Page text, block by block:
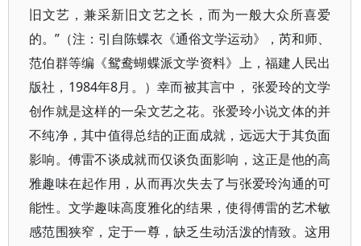
旧文艺，兼采新旧文艺之长，而为一般大众所喜爱
的。”（注：引自陈蝶衣《通俗文学运动》，芮和师、
范伯群等编《鸳鸯蝴蝶派文学资料》上，福建人民出
版社，1984年8月。）幸而被其言中， 张爱玲的文学
创作就是这样的一朵文艺之花。张爱玲小说文体的并
不纯净，其中值得总结的正面成就，远远大于其负面
影响。傅雷不谈成就而仅谈负面影响，这正是他的高
雅趣味在起作用，从而再次失去了与张爱玲沟通的可
能性。文学趣味高度雅化的结果，使得傅雷的艺术敏
感范围狭窄，定于一尊，缺乏生动活泼的情致。这用